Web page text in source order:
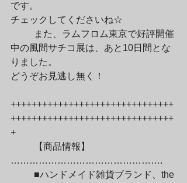
です。
チェックしてくださいね☆
中の風間サチコ展は、あと10日間とな
りました。
どうぞお見逃し無く！
+++++++++++++++++++++++++++++++
+++++++++++++++++++++++++++++++
+
………………………………………….